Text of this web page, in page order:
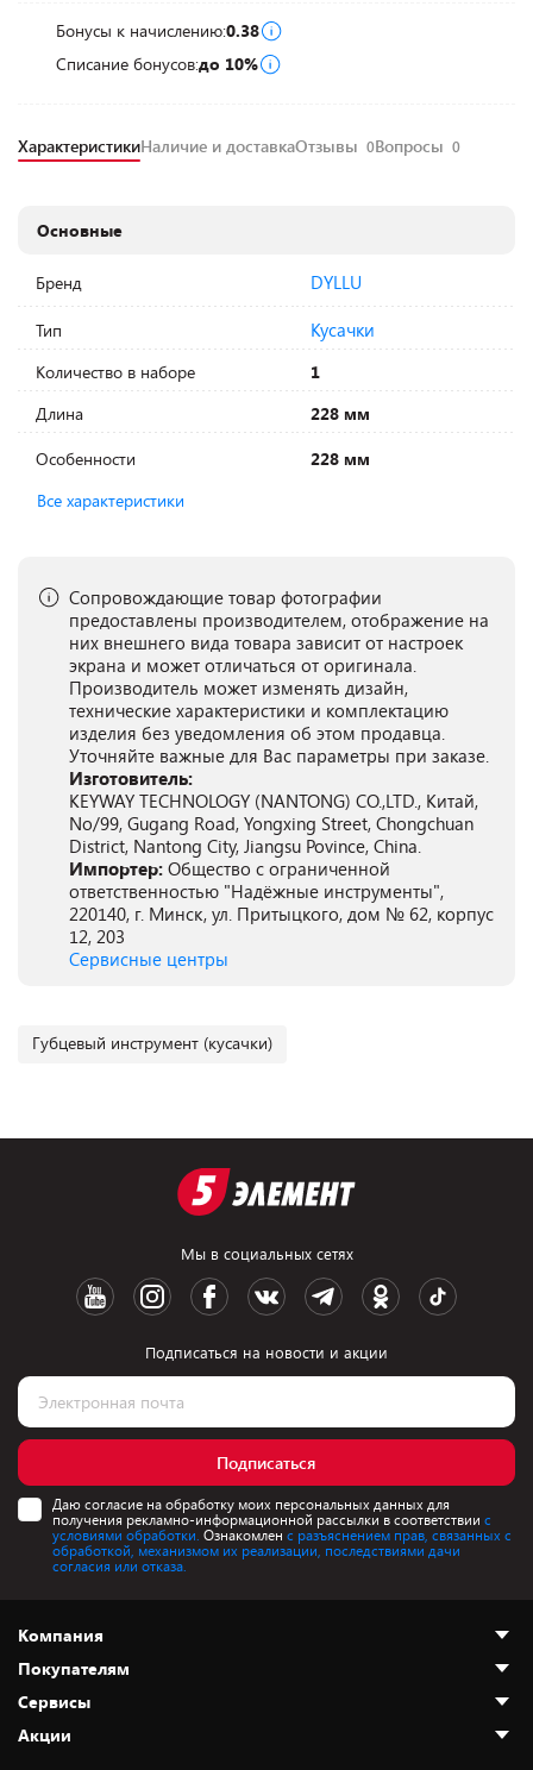
Бонусы к начислению:0.38
Списание бонусов:до 10%
ХарактеристикиНаличие и доставкаОтзывы 0Вопросы 0
Основные
Бренд DYLLU
Тип Кусачки
Количество в наборе
1
Длина
228 мм
Особенности
228 мм
Все характеристики
Сопровождающие товар фотографии
предоставлены производителем, отображение на
них внешнего вида товара зависит от настроек
экрана и может отличаться от оригинала.
Производитель может изменять дизайн,
технические характеристики и комплектацию
изделия без уведомления об этом продавца.
Уточняйте важные для Вас параметры при заказе.
Изготовитель:
KEYWAY TECHNOLOGY (NANTONG) CO.,LTD., Китай,
No/99, Gugang Road, Yongxing Street, Chongchuan
District, Nantong City, Jiangsu Povince, China.
Импортер: Общество с ограниченной
ответственностью "Надёжные инструменты",
220140, г. Минск, ул. Притыцкого, дом № 62, корпус
12, 203
Сервисные центры
Губцевый инструмент (кусачки)
Мы в социальных сетях
Подписаться на новости и акции
Подписаться
Даю согласие на обработку моих персональных данных для
получения рекламно-информационной рассылки в соответствии с
условиями обработки. Ознакомлен с разъяснением прав, связанных с
обработкой, механизмом их реализации, последствиями дачи
согласия или отказа.
Компания
О нас
Адреса магазинов
Новости
Покупателям
Как сделать заказ
Оплата и доставка
Сервисы
Акции